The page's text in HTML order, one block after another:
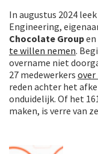
In augustus 2024
Engineering,
Chocolate Group
te willen nemen.
overname niet
27 medewerkers
reden achter het
onduidelijk. Of het
maken, is verre van